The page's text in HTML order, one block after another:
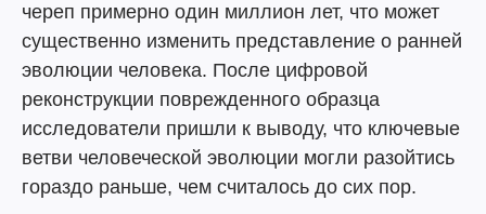
череп примерно один миллион лет, что может
существенно изменить представление о ранней
эволюции человека. После цифровой
реконструкции поврежденного образца
исследователи пришли к выводу, что ключевые
ветви человеческой эволюции могли разойтись
гораздо раньше, чем считалось до сих пор.